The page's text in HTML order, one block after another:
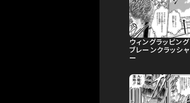
ウィングラッピング
ブレーンクラッシャ
ー